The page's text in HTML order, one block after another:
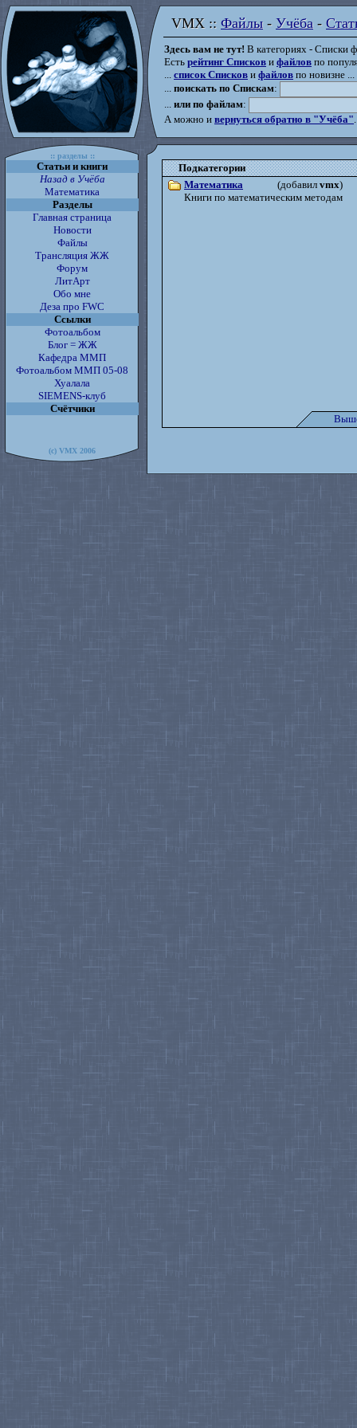
VMX :: Файлы - Учёба -
VMX :: Файлы- Учёба -
Здесь вам не тут! В категориях - Списки
Есть рейтинг Списков и файлов по
... список Списков и файлов по новизне ...
поискать по Спискам:
или по файлам:
А можно и вернуться обратно в "Учёба".
:: разделы ::
Подкатегории
Математика
(добавил vmx)
Книги по математическим методам
Статьи и книги
Назад в Учёба
Математика
Разделы
Главная страница
Новости
Файлы
Трансляция ЖЖ
Форум
ЛитАрт
Обо мне
Деза про FWC
Ссылки
Фотоальбом
Блог = ЖЖ
Кафедра ММП
Фотоальбом ММП 05-08
Хуалала
SIEMENS-клуб
Счётчики
(c) VMX 2006